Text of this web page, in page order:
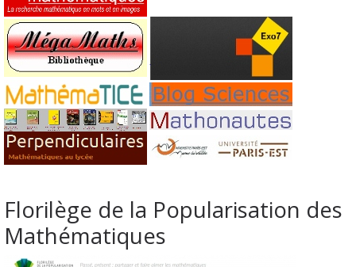
Florilège de la Popularisation des
Mathématiques